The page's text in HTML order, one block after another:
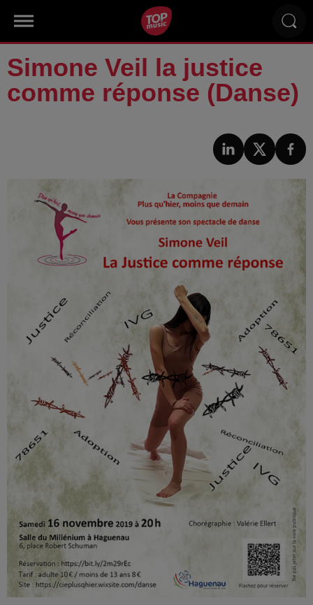
Simone Veil la justice
comme réponse (Danse)